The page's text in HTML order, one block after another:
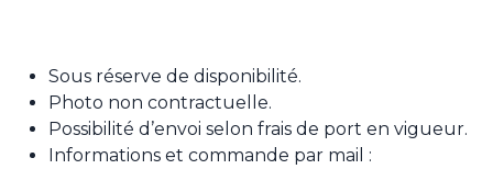
Sous réserve de disponibilité.
Photo non contractuelle.
Possibilité d’envoi selon frais de port en vigueur.
Informations et commande par mail :